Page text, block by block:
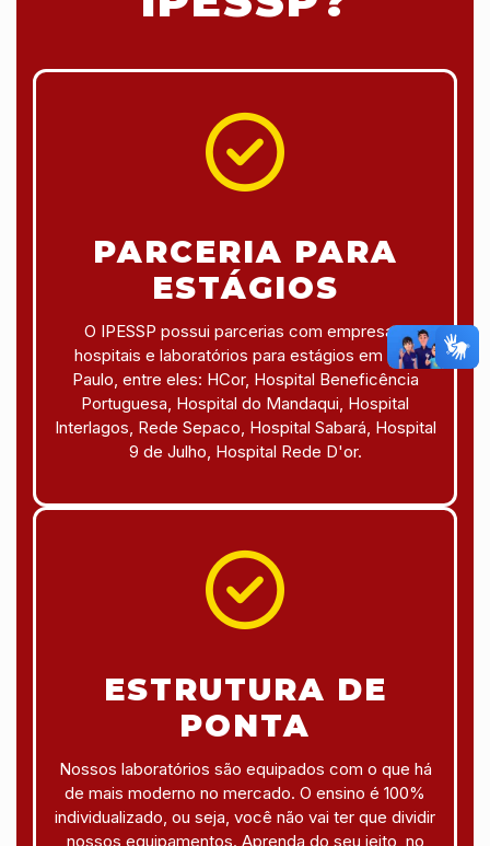
PARCERIA PARA
ESTÁGIOS
O IPESSP possui parcerias com empresas,
hospitais e laboratórios para estágios em São
Paulo, entre eles: HCor, Hospital Beneficência
Portuguesa, Hospital do Mandaqui, Hospital
Interlagos, Rede Sepaco, Hospital Sabará, Hospital
9 de Julho, Hospital Rede D'or.
ESTRUTURA DE
PONTA
Nossos laboratórios são equipados com o que há
de mais moderno no mercado. O ensino é 100%
individualizado, ou seja, você não vai ter que dividir
nossos equipamentos. Aprenda do seu jeito, no